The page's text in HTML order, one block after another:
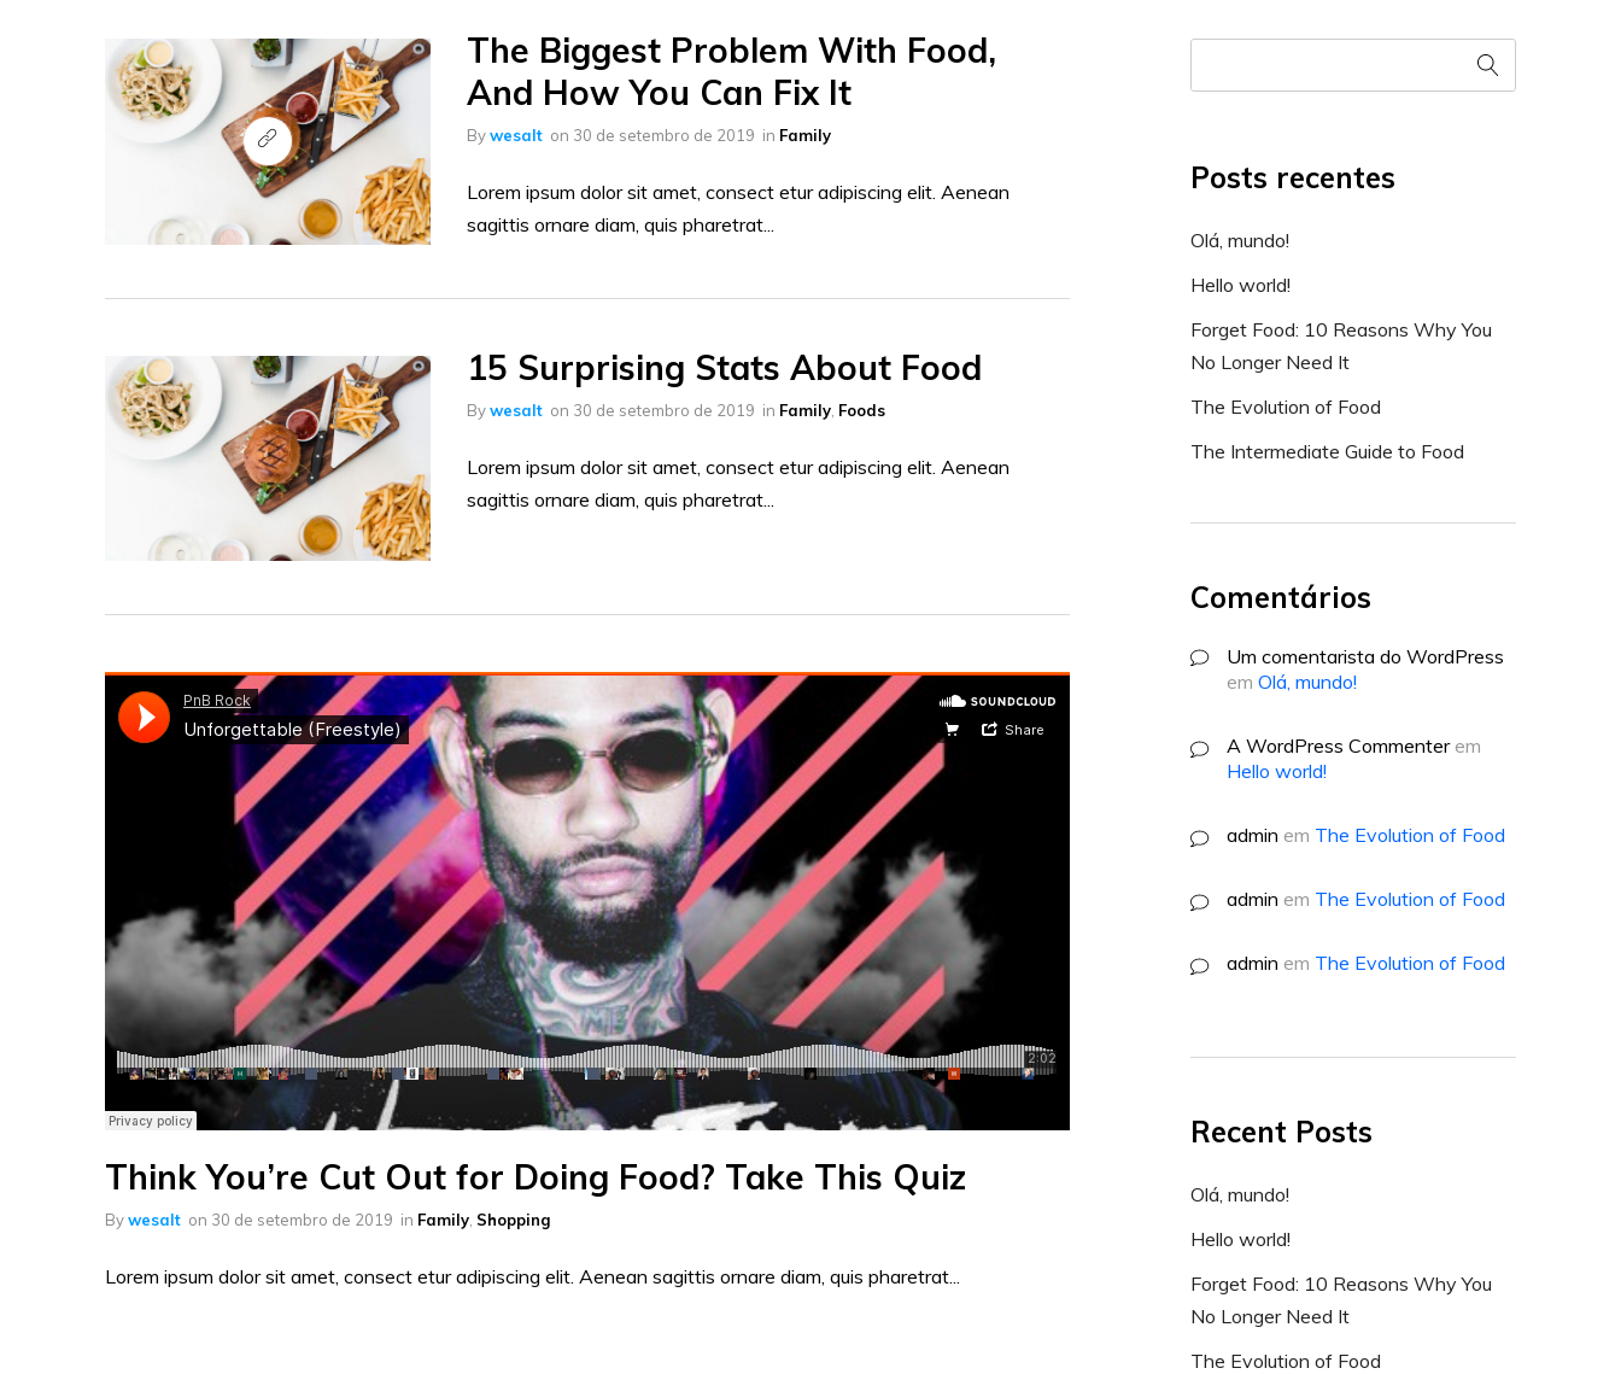
Limpeza Pesada
Lixeiras e Contentores
Sabonetes
Tratamentos de Piso
The Biggest Problem With Food,
And How You Can Fix It
Bywesalt on 30 de setembro de 2019 in Family
Lorem ipsum dolor sit amet, consect etur adipiscing elit. Aenean
sagittis ornare diam, quis pharetrat...
15 Surprising Stats About Food
Bywesalt on 30 de setembro de 2019 in Family Foods
Lorem ipsum dolor sit amet, consect etur adipiscing elit. Aenean
sagittis ornare diam, quis pharetrat...
Think You’re Cut Out for Doing Food? Take This Quiz
Bywesalt on 30 de setembro de 2019 in Family Shopping
Lorem ipsum dolor sit amet, consect etur adipiscing elit. Aenean sagittis ornare diam, quis pharetrat...
Posts recentes
Olá, mundo!
Hello world!
Forget Food: 10 Reasons Why You
No Longer Need It
The Evolution of Food
The Intermediate Guide to Food
Comentários
Um comentarista do WordPress
em Olá, mundo!
A WordPress Commenterem
Hello world!
admin em The Evolution of Food
admin em The Evolution of Food
admin em The Evolution of Food
Recent Posts
Olá, mundo!
Hello world!
Forget Food: 10 Reasons Why You
No Longer Need It
The Evolution of Food